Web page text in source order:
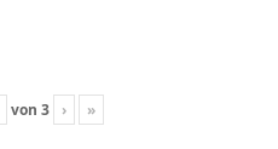
von 3 › »